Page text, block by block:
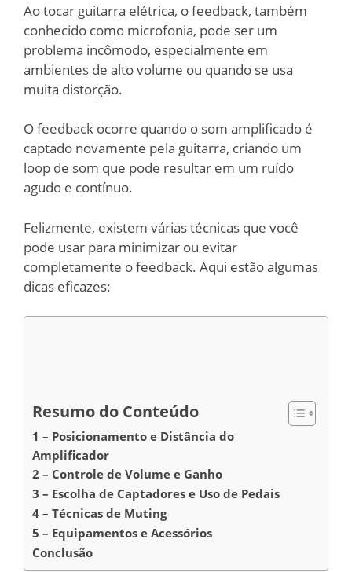
Ao tocar guitarra elétrica, o feedback, também
conhecido como microfonia, pode ser um
problema incômodo, especialmente em
ambientes de alto volume ou quando se usa
muita distorção.
O feedback ocorre quando o som amplificado é
captado novamente pela guitarra, criando um
loop de som que pode resultar em um ruído
agudo e contínuo.
Felizmente, existem várias técnicas que você
pode usar para minimizar ou evitar
completamente o feedback. Aqui estão algumas
dicas eficazes:
Resumo do Conteúdo
1 – Posicionamento e Distância do
Amplificador
2 – Controle de Volume e Ganho
3 – Escolha de Captadores e Uso de Pedais
4 – Técnicas de Muting
5 – Equipamentos e Acessórios
Conclusão